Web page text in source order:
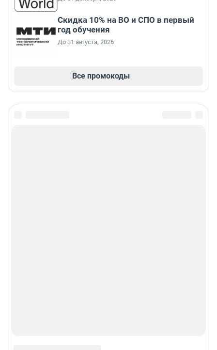
Скидка 10% на ВО и СПО в первый
год обучения
До 31 августа, 2026
Все промокоды